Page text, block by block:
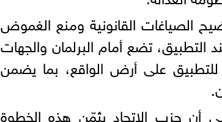
الصياغات القانونية ومنع الغموض
تضع أمام البرلمان والجهات
على أرض الواقع، بما يضمن
أن حزب الاتحاد يثمّن هذه الخطوة